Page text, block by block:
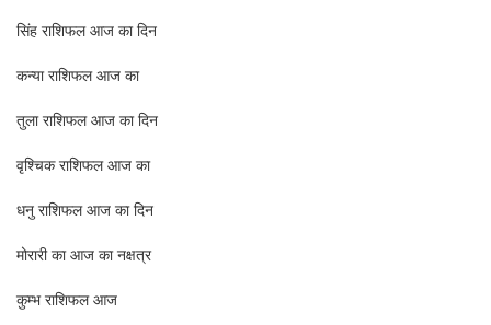
सिंह राशिफल आज का दिन
कन्या राशिफल आज का
तुला राशिफल आज का दिन
वृश्चिक राशिफल आज का
धनु राशिफल आज का दिन
मोरारी का आज का नक्षत्र
कुम्भ राशिफल आज